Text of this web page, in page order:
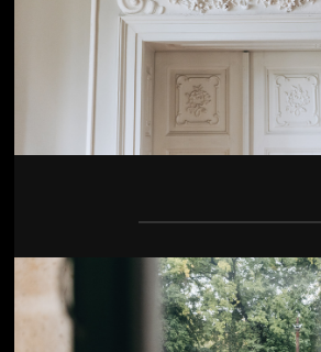
Jön még kép!